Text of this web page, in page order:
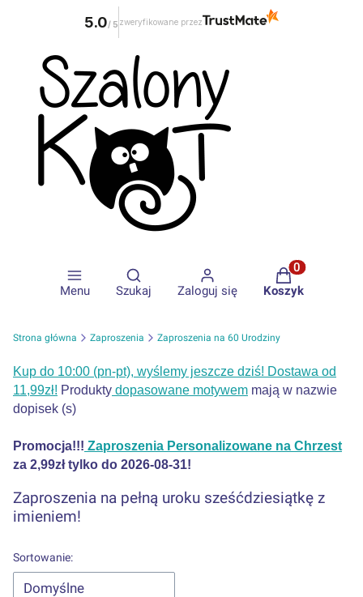
Menu
Otwórz wyszukiwarkę
Szukaj Zaloguj się
Produkty w
Koszyk
Strona główna Zaproszenia Zaproszenia na 60 Urodziny
Kup do 10:00 (pn-pt), wyślemy jeszcze dziś! Dostawa od
11,99zł! Produkty dopasowane motywem mają w nazwie
dopisek (s)
Promocja!!! Zaproszenia Personalizowane na Chrzest
za 2,99zł tylko do 2026-08-31!
Zaproszenia na pełną uroku sześćdziesiątkę z
imieniem!
Lista produktów
Sortowanie:
Domyślne
5.0/ 5 zweryfikowane przez